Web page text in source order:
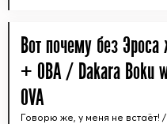
Вот почему без
+ ОВА / Dakara Boku
OVA
Говорю же, у меня не